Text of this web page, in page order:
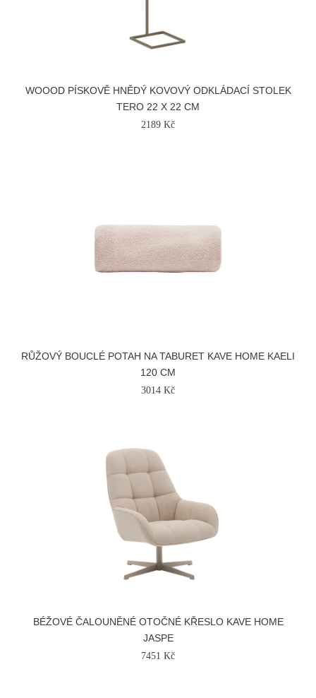
WOOOD PÍSKOVĚ HNĚDÝ KOVOVÝ ODKLÁDACÍ STOLEK
TERO 22 X 22 CM
2189 Kč
RŮŽOVÝ BOUCLÉ POTAH NA TABURET KAVE HOME KAELI
120 CM
3014 Kč
BÉŽOVÉ ČALOUNĚNÉ OTOČNÉ KŘESLO KAVE HOME
JASPE
7451 Kč